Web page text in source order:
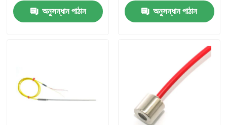
আমাদের সম্বন্ধে
অনুসন্ধান পাঠান অনুসন্ধান পাঠান